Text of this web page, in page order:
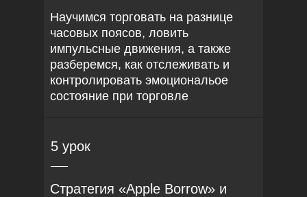
5 урок
Стратегия «Apple Borrow» и
Научимся торговать на разнице
часовых поясов, ловить
импульсные движения, а также
разберемся, как отслеживать и
контролировать эмоциональое
состояние при торговле